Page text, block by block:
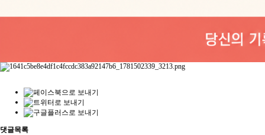
댓글목록